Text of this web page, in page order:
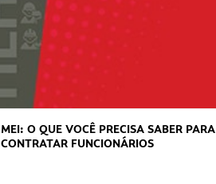
MEI: O QUE VOCÊ PRECISA SABER PARA
CONTRATAR FUNCIONÁRIOS